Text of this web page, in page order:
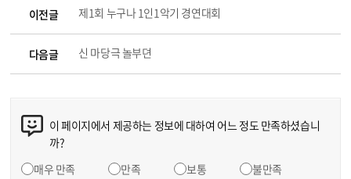
이전글 제1회 누구나 1인1악기 경연대회
다음글 신 마당극 놀부뎐
이 페이지에서 제공하는 정보에 대하여 어느 정도 만족하셨습니
까?
매우 만족
만족 보통
불만족